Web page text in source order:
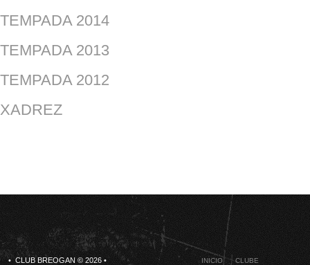
TEMPADA 2014
TEMPADA 2013
TEMPADA 2012
XADREZ
• CLUB BREOGAN © 2026 • INICIO
CLUBE